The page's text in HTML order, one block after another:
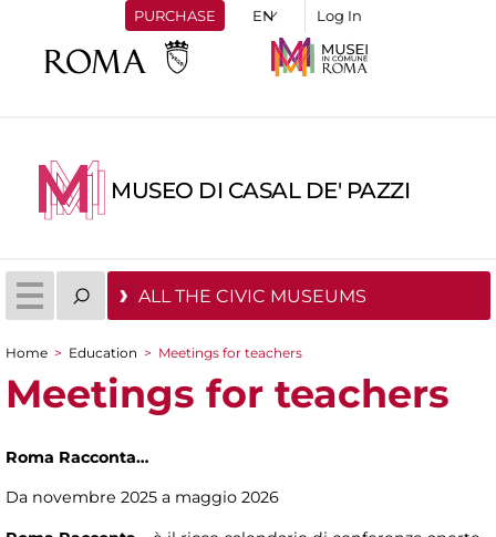
PURCHASE Log In
MUSEO DI CASAL DE' PAZZI
ALL THE CIVIC MUSEUMS
You are here
Home > Education > Meetings for teachers
Meetings for teachers
Roma Racconta…
Da novembre 2025 a maggio 2026